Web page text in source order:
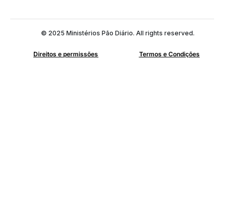
© 2025 Ministérios Pão Diário. All rights reserved.
Direitos e permissões Termos e Condições